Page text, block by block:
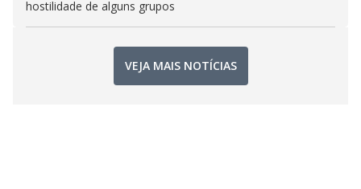
hostilidade de alguns grupos
VEJA MAIS NOTÍCIAS